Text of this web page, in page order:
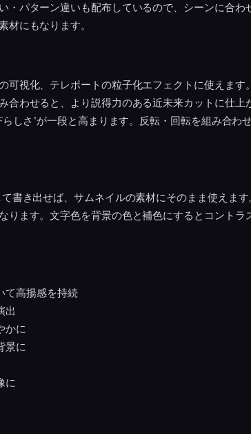
・パターン違いも配布しているので、シーンに合わ
材にもなります。
可視化、テレポートの粒子化エフェクトに使えます
合わせると、より説得力のある近未来カットに仕上
しさ”が一段と高まります。反転・回転を組み合わ
書き出せば、サムネイルの素材にそのまま使えま
ります。文字色を背景の色と補色にするとコントラ
て高揚感を持続
出
かに
景に
に